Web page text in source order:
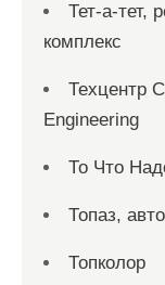
Тет-а-тет,
комплекс
Техцентр
Engineering
То Что
Топаз,
Топколор